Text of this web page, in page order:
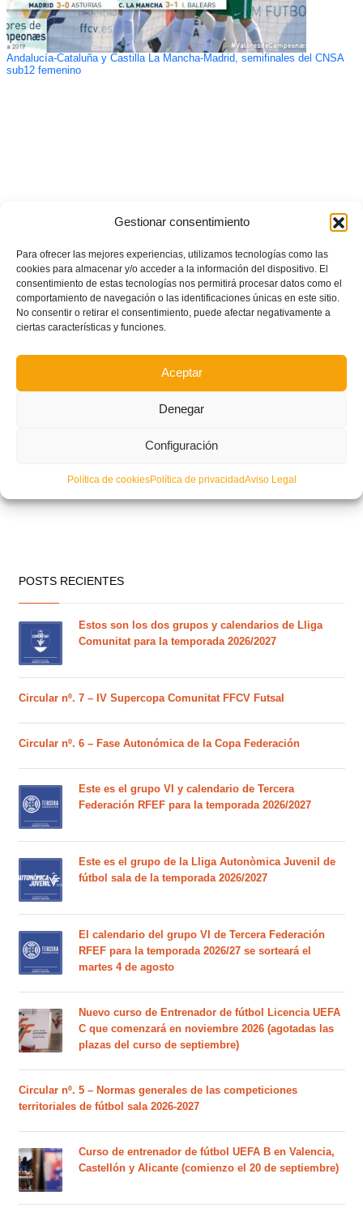
Gestionar consentimiento
Para ofrecer las mejores experiencias, utilizamos tecnologías como las
cookies para almacenar y/o acceder a la información del dispositivo. El
consentimiento de estas tecnologías nos permitirá procesar datos como el
comportamiento de navegación o las identificaciones únicas en este sitio.
No consentir o retirar el consentimiento, puede afectar negativamente a
ciertas características y funciones.
Aceptar
Denegar
Configuración
Política de cookiesPolítica de privacidadAviso Legal
Andalucía-Cataluña y Castilla La Mancha-Madrid, semifinales del CNSA
sub12 femenino
POSTS RECIENTES
Estos son los dos grupos y calendarios de Lliga
Comunitat para la temporada 2026/2027
Circular nº. 7 – IV Supercopa Comunitat FFCV Futsal
Circular nº. 6 – Fase Autonómica de la Copa Federación
Este es el grupo VI y calendario de Tercera
Federación RFEF para la temporada 2026/2027
Este es el grupo de la Lliga Autonòmica Juvenil de
fútbol sala de la temporada 2026/2027
El calendario del grupo VI de Tercera Federación
RFEF para la temporada 2026/27 se sorteará el
martes 4 de agosto
Nuevo curso de Entrenador de fútbol Licencia UEFA
C que comenzará en noviembre 2026 (agotadas las
plazas del curso de septiembre)
Circular nº. 5 – Normas generales de las competiciones
territoriales de fútbol sala 2026-2027
Curso de entrenador de fútbol UEFA B en Valencia,
Castellón y Alicante (comienzo el 20 de septiembre)